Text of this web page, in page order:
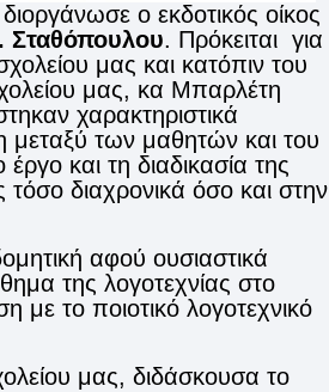
ο εκδοτικός οίκος
Σταθόπουλου. Πρόκειται για
μας και κατόπιν του
μας, κα Μπαρλέτη
χαρακτηριστικά
των μαθητών και του
και τη διαδικασία της
τόσο διαχρονικά όσο και στην
αφού ουσιαστικά
της λογοτεχνίας στο
με το ποιοτικό λογοτεχνικό
μας, διδάσκουσα το